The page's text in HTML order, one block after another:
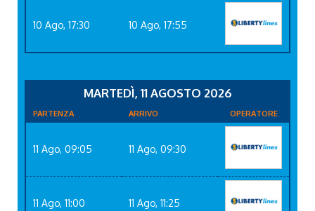
10 Ago, 17:30 10 Ago, 17:55
MARTEDÌ, 11 AGOSTO 2026
PARTENZA ARRIVO OPERATORE
11 Ago, 09:05 11 Ago, 09:30
11 Ago, 11:00 11 Ago, 11:25